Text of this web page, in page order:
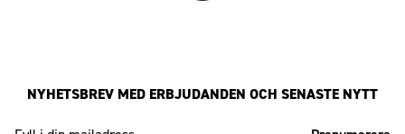
NYHETSBREV MED ERBJUDANDEN OCH SENASTE NYTT